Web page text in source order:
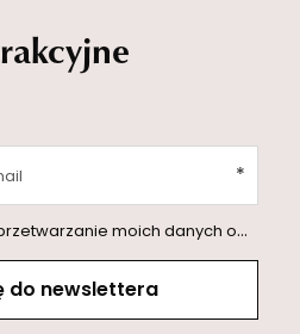
e-mail) na potrzeby wysyłki newslettera z informacją handlową (marketing). Więcej w
do newslettera